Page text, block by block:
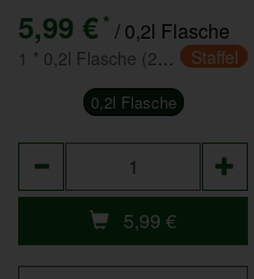
5,99 € * / 0,2l Flasche
Staffel
0,2l Flasche
5,99 €